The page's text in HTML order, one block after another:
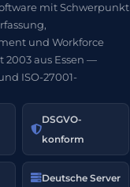
mit Schwerpunkt
und Workforce
2003 aus Essen —
ISO-27001-
DSGVO-
konform
Deutsche Server